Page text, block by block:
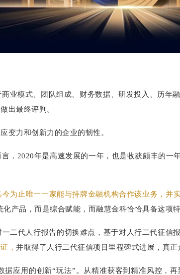
业模式、团队组成、财务数据、研发投入、历年
出最终评判。
变力和创新力的企业的韧性。
，2020年是高速发展的一年，也是收获颇丰的
今为止唯一一家能与持牌金融机构合作该业务，并
产品，而是综合赋能，而融慧金科恰恰具备这项
二代人行报告的切换难点，基于对人行二代征
， 并取得了人行二代征信项目里程碑式进展，真正
应用的创新“玩法”。从精准获客到精准风控，